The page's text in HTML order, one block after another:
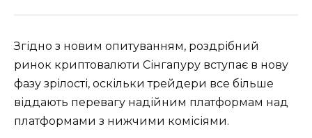
Згідно з новим опитуванням, роздрібний
ринок криптовалюти Сінгапуру вступає в нову
фазу зрілості, оскільки трейдери все більше
віддають перевагу надійним платформам над
платформами з нижчими комісіями.